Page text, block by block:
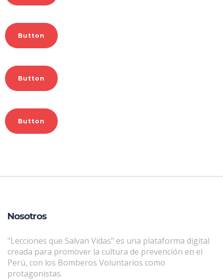
Button
Button
Button
Nosotros
"Lecciones que Salvan Vidas" es una plataforma digital
creada para promover la cultura de prevención en el
Perú, con los Bomberos Voluntarios como
protagonistas.